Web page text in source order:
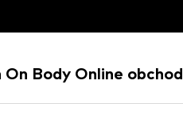
Body Online obchod